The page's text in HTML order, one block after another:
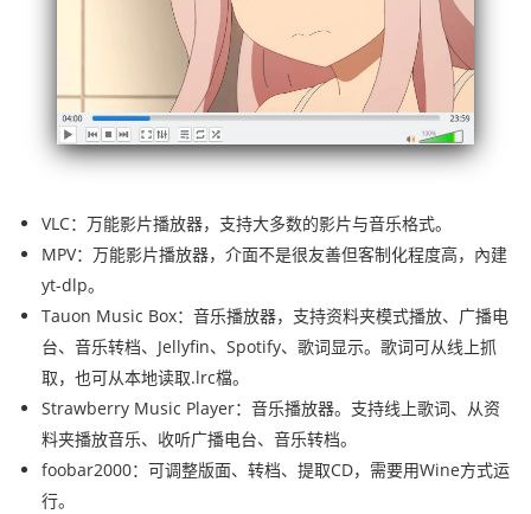
VLC：万能影片播放器，支持大多数的影片与音乐格式。
MPV：万能影片播放器，介面不是很友善但客制化程度高，內建
yt-dlp。
Tauon Music Box：音乐播放器，支持资料夹模式播放、广播电
台、音乐转档、Jellyfin、Spotify、歌词显示。歌词可从线上抓
取，也可从本地读取.lrc檔。
Strawberry Music Player：音乐播放器。支持线上歌词、从资
料夹播放音乐、收听广播电台、音乐转档。
foobar2000：可调整版面、转档、 提取CD，需要用Wine方式运
行。